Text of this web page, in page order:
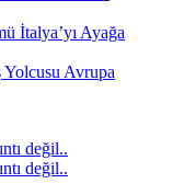
İtalya’yı Ayağa
Yolcusu Avrupa